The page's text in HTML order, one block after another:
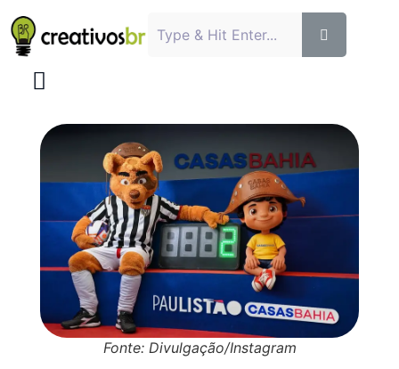
Fonte: Divulgação/Instagram